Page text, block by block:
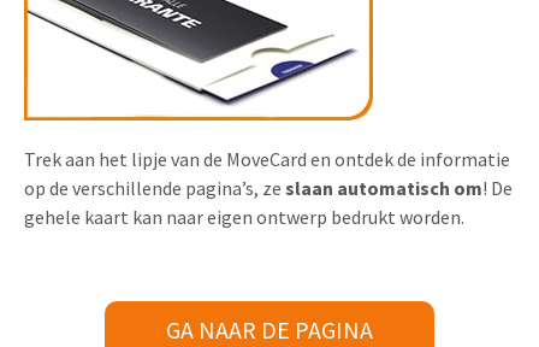
Trek aan het lipje van de MoveCard en ontdek de informatie
op de verschillende pagina’s, ze slaan automatisch om! De
gehele kaart kan naar eigen ontwerp bedrukt worden.
GA NAAR DE PAGINA